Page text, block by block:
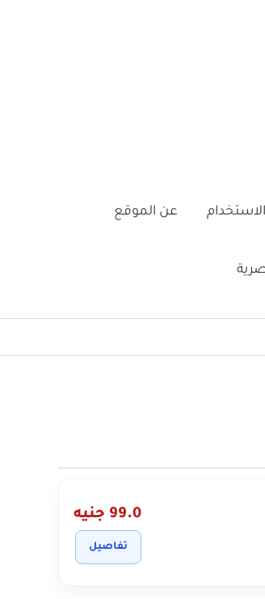
عن الموقع
99.0 جنيه
تفاصيل